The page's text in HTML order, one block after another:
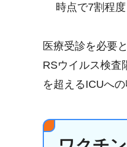
時点で7割程度
医療受診を必要
RSウイルス検査
を超えるICUへ